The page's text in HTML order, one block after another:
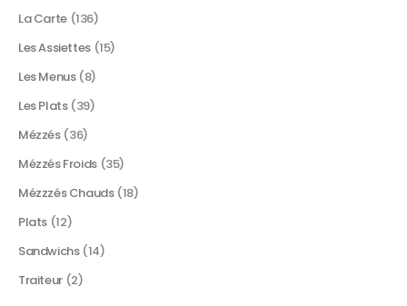
La Carte (136)
Les Assiettes (15)
Les Menus (8)
Les Plats (39)
Mézzés (36)
Mézzés Froids (35)
Mézzzés Chauds (18)
Plats (12)
Sandwichs (14)
Traiteur (2)